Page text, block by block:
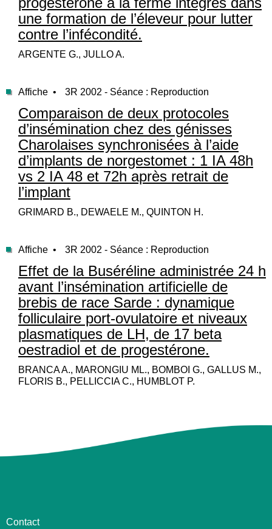
une formation de l’éleveur pour lutter
contre l’infécondité.
ARGENTE G., JULLO A.
Affiche • 3R 2002 - Séance : Reproduction
Comparaison de deux protocoles
d’insémination chez des génisses
Charolaises synchronisées à l’aide
d’implants de norgestomet : 1 IA 48h
vs 2 IA 48 et 72h après retrait de
l’implant
GRIMARD B., DEWAELE M., QUINTON H.
Affiche • 3R 2002 - Séance : Reproduction
Effet de la Buséréline administrée 24 h
avant l’insémination artificielle de
brebis de race Sarde : dynamique
folliculaire port-ovulatoire et niveaux
plasmatiques de LH, de 17 beta
oestradiol et de progestérone.
BRANCA A., MARONGIU ML., BOMBOI G., GALLUS M.,
FLORIS B., PELLICCIA C., HUMBLOT P.
Contact